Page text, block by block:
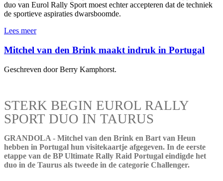
duo van Eurol Rally Sport moest echter accepteren dat de techniek
de sportieve aspiraties dwarsboomde.
Lees meer
Mitchel van den Brink maakt indruk in Portugal
Geschreven door Berry Kamphorst.
STERK BEGIN EUROL RALLY
SPORT DUO IN TAURUS
GRANDOLA - Mitchel van den Brink en Bart van Heun
hebben in Portugal hun visitekaartje afgegeven. In de eerste
etappe van de BP Ultimate Rally Raid Portugal eindigde het
duo in de Taurus als tweede in de categorie Challenger.